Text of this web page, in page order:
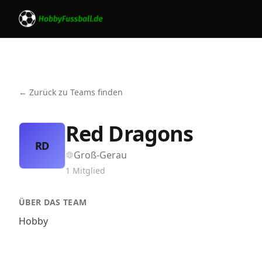
← Zurück zu Teams finden
RD Red Dragons
Groß-Gerau
1 Mitglied
ÜBER DAS TEAM
Hobby